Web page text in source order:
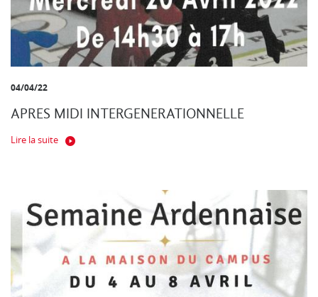
04/04/22
APRES MIDI INTERGENERATIONNELLE
Lire la suite